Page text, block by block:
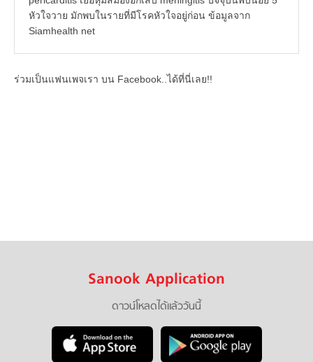
หัวใจวาย มักพบในรายที่มีโรคหัวใจอยู่ก่อน ข้อมูลจาก
Siamhealth net
ร่วมเป็นแฟนเพจเรา บน Facebook..ได้ที่นี่เลย!!
Sanook Application
ดาวน์โหลดได้แล้ววันนี้